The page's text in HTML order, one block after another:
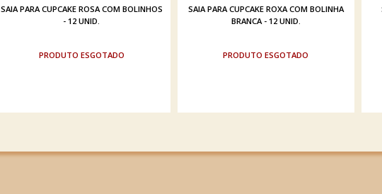
SAIA PARA CUPCAKE ROSA COM BOLINHOS
- 12 UNID.
ESGOTADO
SAIA PARA CUPCAKE ROXA COM BOLINHA
BRANCA - 12 UNID.
ESGOTADO